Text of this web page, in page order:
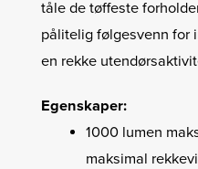
tåle de tøffeste
pålitelig følgesvenn for
en rekke
Egenskaper:
1000 lumen
maksimal